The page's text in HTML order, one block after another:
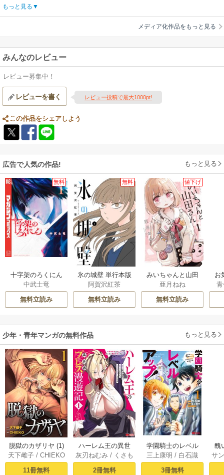
カエサル:中村悠一 / ツェペッシュ・ネル:木戸衣吹 / ツェペッシュ・ビアン
キ:石田晴香 / ウエスギ・ケンシン:七海ひろき / タケダ・シンゲン:小山力
也 / アーサー:織田圭祐 / アレクサンダー:中井和哉 / マゼラン:松岡禎丞 / マ
ルクス・ユニウス・ブルータス:下野紘 / ハンニバル・バルカ:大原さやか /
シャルルマーニュ:石川界人 / チェーザレ・ボルジア:近藤孝行 / ニッコロ・
マキャベリ:遠藤綾 / チャンドラ・グプタ:藤原貴弘
あらすじ】
これは宇宙が混沌と呼ばれていた時空の物語――。東と西、2つの星に分か
たれた世界は、かつて超古代文明が生み出したアマノハシダテによって結
ばれていた。だがいつしか文明は滅亡し、2つの星は異なる歴史を刻んでい
く。それから幾年もの月日が流れた。西の星では、ルネサンスによって復
活を遂げた超古代文明の遺産によって、戦乱の時代が到来。やがてその影
響は東の星へと波及し始める。2つの星に混乱が迫る中、西の星の少女、ジ
ャンヌ・カグヤ・ダルクは世界を救う「救星王」誕生を予見した。そして
つ。一方、東の星の「うつけ者」オダ・ノブナガは、多くの英傑たちが覇
を競う戦乱の中、世界を変える力を欲していた。分かたれた世界が導かれ
あうかのように、運命的な出会いを果たすノブナガとジャンヌ。東と西の
交わりによって生まれた化学変化は、やがて世界に大いなる変革を促すこ
とになる――。
制作会社】
サテライト
スタッフ情報】
原作:「多次元プロジェクト"The Fool"」、河森正治・サテライト、ALC、
GP / キャラクター原案:カズキヨネ
監督:佐藤英一
シリーズ構成・メインメカデザイン:河森正治 / キャラクターデザイン:丸藤
広貴 / 総作画監督:丸藤広貴、清水貴子、椛島洋介 / CGプロデューサー:橋
本トミサブロウ / CGディレクター:原田丈 / イクサヨロイデザイン:河森正
治、ブリュネ・スタニスラス、池田幸雄 / メカデザイン:大河広行 / ザ・フ
ールメインモデリング:池田幸雄 / モニターグラフィックデザイン・オリジ
ネ・スタニスラス、ニエム・ヴィンセント、プロップデザイン「秋篠
denforword 日和 / 色彩設計:品地奈々絵 / 美術設定・美術監修:加藤浩 / 美術
監督:栫ヒロツグ / 撮影監督:岩崎敦、志村豪 / 音楽:横山克 / 音響監督:明田
川仁 / 編集:兼重涼子 / タイトル文字・題字:憲真
音楽】
OP:茅原実里「FOOL THE WORLD」、JAM Project「Breakthrough」 /
ED:STEREO DIVE FOUNDATION「AXIS」、ASUKA「蘭(RAN)」
もっと見る
メディア化作品をもっと見る
みんなのレビュー
レビュー募集中！
レビューを書く レビュー投稿で最大1000pt!
この作品をシェアしよう
広告で人気の作品! もっと見る
無料
十字架のろくにん
中武士竜
無料立読み
無料
氷の城壁 単行本版
【フルカラー】
阿賀沢紅茶
無料立読み
値下げ
みいちゃんと山田
さん
亜月ねね
無料立読み
お
少年・青年マンガの無料作品 もっと見る
脱獄のカザリヤ (1)
天下雌子/ CHIEKO
11冊無料
ハーレム王の異世
界プレス漫遊記 ～
最強無双のおじさ
灰刃ねむみ / くさも
ち
2冊無料
学園騎士のレベル
アップ！レベル100
0超えの転生者、落
三上康明 / 白石識
3冊無料
醜
同
サ